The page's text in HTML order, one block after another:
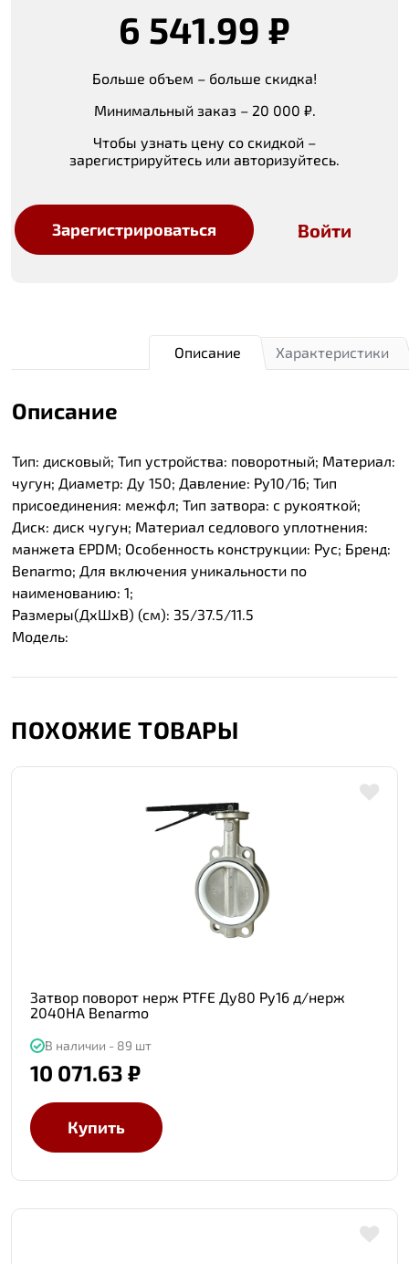
6 541.99 ₽
Больше объем – больше скидка!
Минимальный заказ – 20 000 ₽.
Чтобы узнать цену со скидкой –
зарегистрируйтесь или авторизуйтесь.
Зарегистрироваться Войти
Характеристики
Описание
Описание
Тип: дисковый; Тип устройства: поворотный; Материал:
чугун; Диаметр: Ду 150; Давление: Ру10/16; Тип
присоединения: межфл; Тип затвора: с рукояткой;
Диск: диск чугун; Материал седлового уплотнения:
манжета EPDM; Особенность конструкции: Рус; Бренд:
Benarmo; Для включения уникальности по
наименованию: 1;
Размеры(ДхШхВ) (см): 35/37.5/11.5
Модель:
ПОХОЖИЕ ТОВАРЫ
Затвор поворот нерж PTFE Ду80 Ру16 д/нерж
2040HA Benarmo
В наличии - 89 шт
10 071.63 ₽
Купить